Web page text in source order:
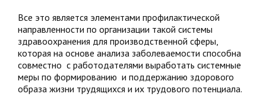
Все это является элементами профилактической
направленности по организации такой системы
здравоохранения для производственной сферы,
которая на основе анализа заболеваемости способна
совместно с работодателями выработать системные
меры по формированию и поддержанию здорового
образа жизни трудящихся и их трудового потенциала.